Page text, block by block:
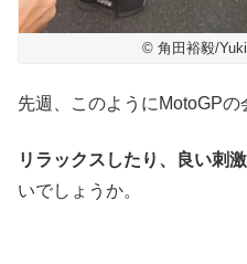
© 角田裕毅/
先週、このようにMotoGPの
リラックスしたり、良い刺
いでしょうか。